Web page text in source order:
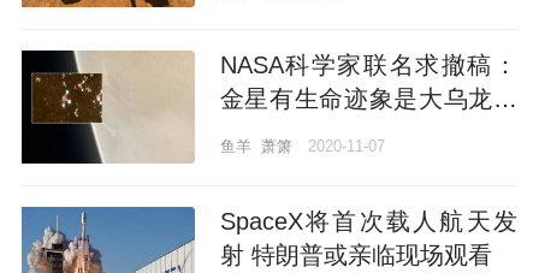
NASA科学家联名求撤稿：
金星有生命迹象是大乌龙，
12阶多项式拟合不靠谱
鱼羊 萧箫 2020-11-07
SpaceX将首次载人航天发
射 特朗普或亲临现场观看